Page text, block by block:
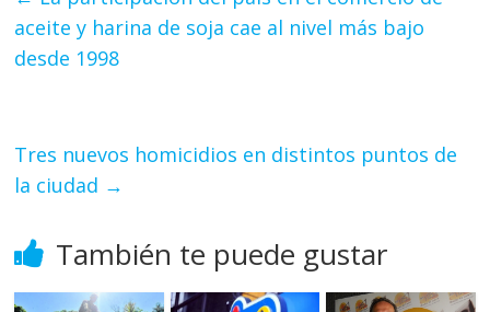
aceite y harina de soja cae al nivel más bajo
desde 1998
Tres nuevos homicidios en distintos puntos de
la ciudad →
También te puede gustar